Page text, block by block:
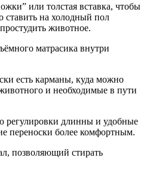
или толстая вставка, чтобы
на холодный пол
животное.
матрасика внутри
есть карманы, куда можно
и необходимые в пути
регулировки длинны и удобные
переноски более комфортным.
позволяющий стирать